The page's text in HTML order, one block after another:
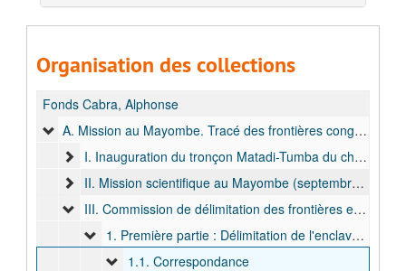
Organisation des collections
Fonds Cabra, Alphonse
A. Mission au Mayombe. Tracé des frontières congo-portugaises du côté de l’Enclave de Cabinda (juill. 1896 - nov. 1902)
I. Inauguration du tronçon Matadi-Tumba du chemin de fer du Congo (22 juillet 1896)
II. Mission scientifique au Mayombe (septembre 1896 - avril 1897)
III. Commission de délimitation des frontières entre l'E.I.C. et les possessions portugaises et sejour à Boma (juillet 1897 - novembre 1902)
1. Première partie : Délimitation de l'enclave de Cabinda (juillet 1897 - octobre 1899)
1.1. Correspondance